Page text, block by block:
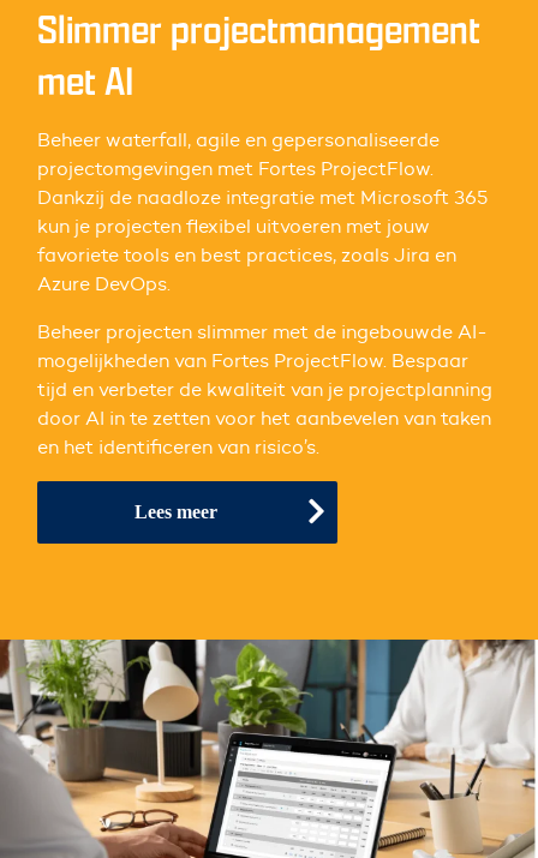
Slimmer projectmanagement
met AI
Beheer waterfall, agile en gepersonaliseerde
projectomgevingen met Fortes ProjectFlow.
Dankzij de naadloze integratie met Microsoft 365
kun je projecten flexibel uitvoeren met jouw
favoriete tools en best practices, zoals Jira en
Azure DevOps.
Beheer projecten slimmer met de ingebouwde AI-
mogelijkheden van Fortes ProjectFlow. Bespaar
tijd en verbeter de kwaliteit van je projectplanning
door AI in te zetten voor het aanbevelen van taken
en het identificeren van risico’s.
Lees meer